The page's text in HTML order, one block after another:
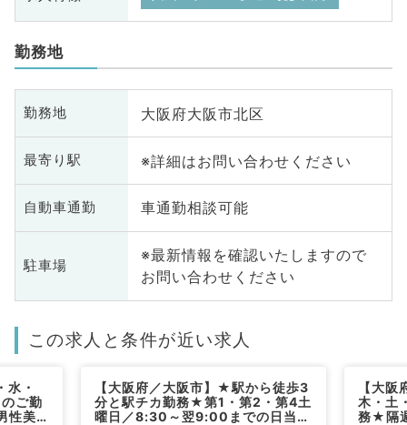
勤務地
勤務地 大阪府大阪市北区
最寄り駅 ※詳細はお問い合わせください
自動車通勤 車通勤相談可能
駐車場
※最新情報を確認いたしますので
お問い合わせください
この求人と条件が近い求人
水・
ご勤
性美
【大阪府／大阪市】★駅から徒歩3
分と駅チカ勤務★第1・第2・第4土
曜日／8:30～翌9:00までの日当直
【大
木・土
務★隔